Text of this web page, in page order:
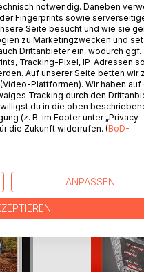
sich viele Freunde, die der
danken kann, kommt
ZeitGeschenke
BEI
notwendig. Daneben
Fingerprints sowie
Seite besucht und wie sie
zu Marketingzwecken und
Drittanbieter ein, wodurch ggf.
Tracking-Pixel, IP-Adressen
Auf unserer Seite betten wir
Plattformen). Wir haben auf
Tracking durch den
du in die oben
(z. B. im Footer unter „Privacy-
die Zukunft widerrufen. (BoD-
ANPASSEN